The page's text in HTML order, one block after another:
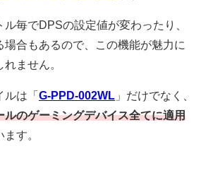
毎でDPSの設定値が変わったり、
場合もあるので、この機能が魅力に
ません。
は「 G-PPD-002WL
」だけでなく、
ルのゲーミングデバイス全てに適用
す。